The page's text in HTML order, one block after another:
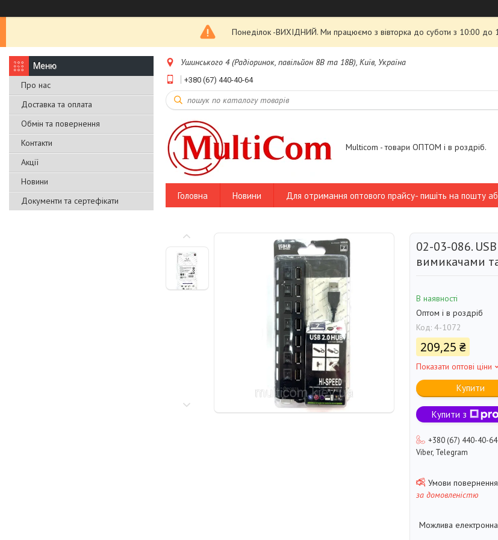
Понеділок -ВИХІДНИЙ. Ми працюємо з вівторка до суботи з 10:00 до
Про нас
Доставка та оплата
Обмін та повернення
Контакти
Акції
Новини
Документи та сертефікати
Ушинського 4 (Радіоринок, павільйон 8В та 18В), Київ, Україна
+380 (67) 440-40-64
Multicom - товари ОПТОМ і в роздріб.
Головна Новини Для отримання оптового прайсу- пишіть на пошту
02-03-086.
вимикачами
В наявності
Оптом і в роздріб
Код: 4-1072
209,25 ₴
Показати оптові ціни
Купити
Купити з
+380 (67) 440-40-64
Viber, Telegram
за домовленістю